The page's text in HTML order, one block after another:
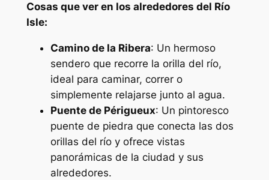
Cosas que ver en los alrededores del Río
Isle:
Camino de la Ribera: Un hermoso
sendero que recorre la orilla del río,
ideal para caminar, correr o
simplemente relajarse junto al agua.
Puente de Périgueux: Un pintoresco
puente de piedra que conecta las dos
orillas del río y ofrece vistas
panorámicas de la ciudad y sus
alrededores.